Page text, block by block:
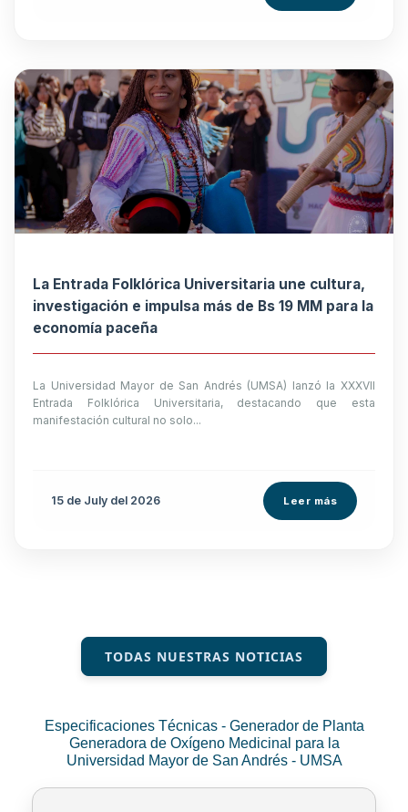
La Entrada Folklórica Universitaria une cultura,
investigación e impulsa más de Bs 19 MM para la
economía paceña
La Universidad Mayor de San Andrés (UMSA) lanzó la XXXVII
Entrada Folklórica Universitaria, destacando que esta
manifestación cultural no solo...
15 de July del 2026 Leer más
TODAS NUESTRAS NOTICIAS
Especificaciones Técnicas - Generador de Planta
Generadora de Oxígeno Medicinal para la
Universidad Mayor de San Andrés - UMSA